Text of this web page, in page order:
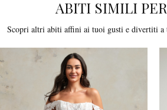
ABITI SIMILI
Scopri altri abiti affini ai tuoi gusti e divertiti